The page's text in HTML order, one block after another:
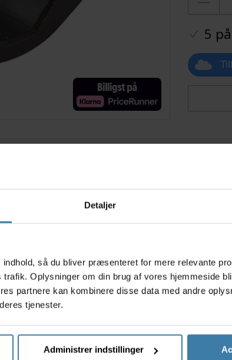
Detaljer
så du bliver præsenteret for mere relevante
Oplysninger om din brug af vores hjemmeside
partnere kan kombinere disse data med andre
tjenester.
Administrer indstillinger
5
Sanitising Hand Gel -
Håndsprit - 120 ml
36,00kr.
Easy